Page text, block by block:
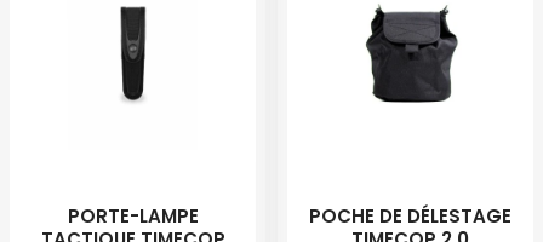
PORTE-LAMPE
POCHE DE DÉLESTAGE